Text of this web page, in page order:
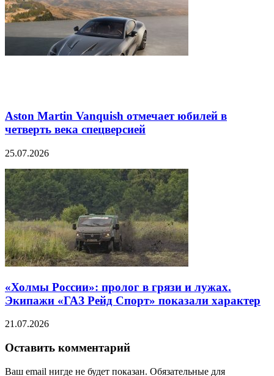
Aston Martin Vanquish отмечает юбилей в
четверть века спецверсией
25.07.2026
«Холмы России»: пролог в грязи и лужах.
Экипажи «ГАЗ Рейд Спорт» показали характер
21.07.2026
Оставить комментарий
Ваш email нигде не будет показан. Обязательные для